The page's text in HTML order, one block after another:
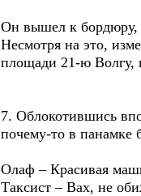
Он вышел к бордюру,
Несмотря на это,
площади 21-ю Волгу,
7. Облокотившись
почему-то в панамке
Олаф – Красивая
Таксист – Вах, не